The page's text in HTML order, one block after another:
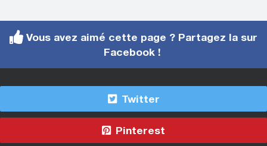
Vous avez aimé cette page ? Partagez la sur
Facebook !
Twitter
Pinterest